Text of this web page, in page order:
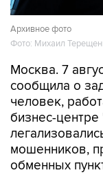
Архивное фото
Фото: Михаил
Москва. 7
сообщила о
человек,
бизнес-
мошенников,
обменных